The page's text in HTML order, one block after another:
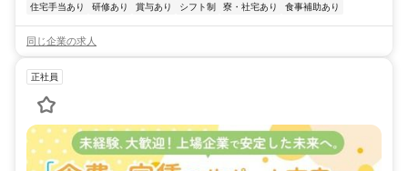
住宅手当あり 研修あり 賞与あり シフト制 寮・社宅あり 食事補助あり
同じ企業の求人
正社員